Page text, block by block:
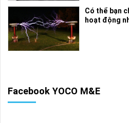
Có thể bạn
hoạt động
Facebook YOCO M&E